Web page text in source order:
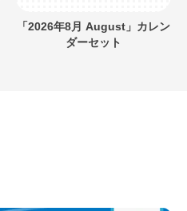
「2026年8月 August」カレン
ダーセット